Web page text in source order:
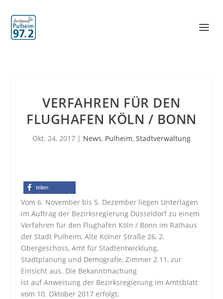
VERFAHREN FÜR DEN
FLUGHAFEN KÖLN / BONN
Okt. 24, 2017 | News, Pulheim, Stadtverwaltung
teilen
Vom 6. November bis 5. Dezember liegen Unterlagen
im Auftrag der Bezirksregierung Düsseldorf zu einem
Verfahren für den Flughafen Köln / Bonn im Rathaus
der Stadt Pulheim, Alte Kölner Straße 26, 2.
Obergeschoss, Amt für Stadtentwicklung,
Stadtplanung und Demografie, Zimmer 2.11, zur
Einsicht aus. Die Bekanntmachung
ist auf Anweisung der Bezirksregierung im Amtsblatt
vom 10. Oktober 2017 erfolgt.